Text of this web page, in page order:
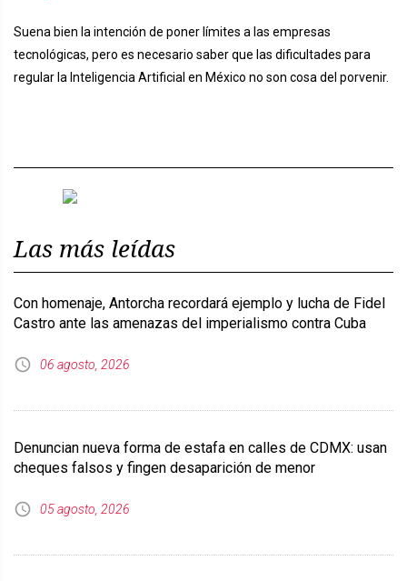
Suena bien la intención de poner límites a las empresas
tecnológicas, pero es necesario saber que las dificultades para
regular la Inteligencia Artificial en México no son cosa del porvenir.
Previous
Las más leídas
Con homenaje, Antorcha recordará ejemplo y lucha de Fidel
Castro ante las amenazas del imperialismo contra Cuba
06 agosto, 2026
Denuncian nueva forma de estafa en calles de CDMX: usan
cheques falsos y fingen desaparición de menor
05 agosto, 2026